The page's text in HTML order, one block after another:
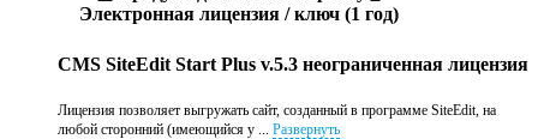
Электронная лицензия / ключ (1 год)
CMS SiteEdit Start Plus v.5.3 неограниченная лицензия
Лицензия позволяет выгружать сайт, созданный в программе SiteEdit, на
любой сторонний (имеющийся у ... Развернуть